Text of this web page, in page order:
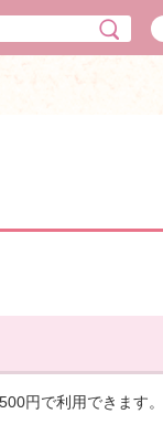
円で利用できます。